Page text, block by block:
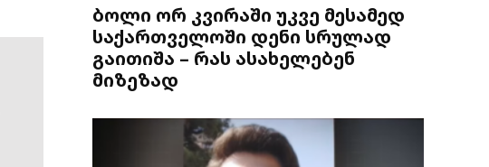
ბოლი ორ კვირაში უკვე მესამედ
საქართველოში დენი სრულად
გაითიშა – რას ასახელებენ
მიზეზად